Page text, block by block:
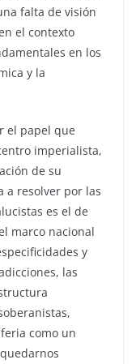
falta de visión
el contexto
en los
y la
el papel que
imperialista,
de su
a resolver por las
es el de
marco nacional
y
las
como un